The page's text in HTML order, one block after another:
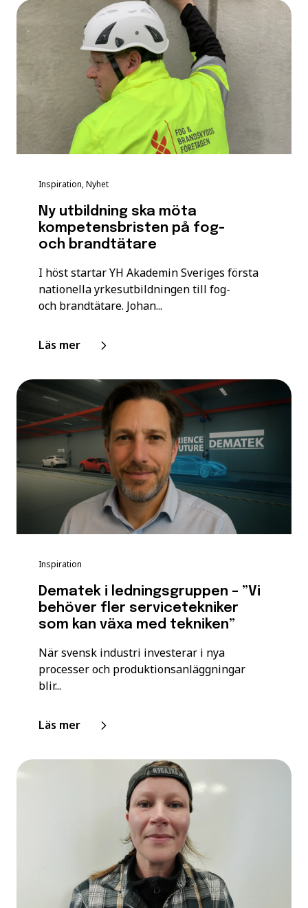
Inspiration, Nyhet
Ny utbildning ska möta
kompetensbristen på fog-
och brandtätare
I höst startar YH Akademin Sveriges första
nationella yrkesutbildningen till fog-
och brandtätare. Johan...
Läs mer
Inspiration
Dematek i ledningsgruppen – ”Vi
behöver fler servicetekniker
som kan växa med tekniken”
När svensk industri investerar i nya
processer och produktionsanläggningar
blir...
Läs mer